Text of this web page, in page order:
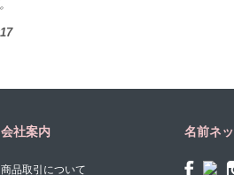
会社案内
商品取引について
名前ネ